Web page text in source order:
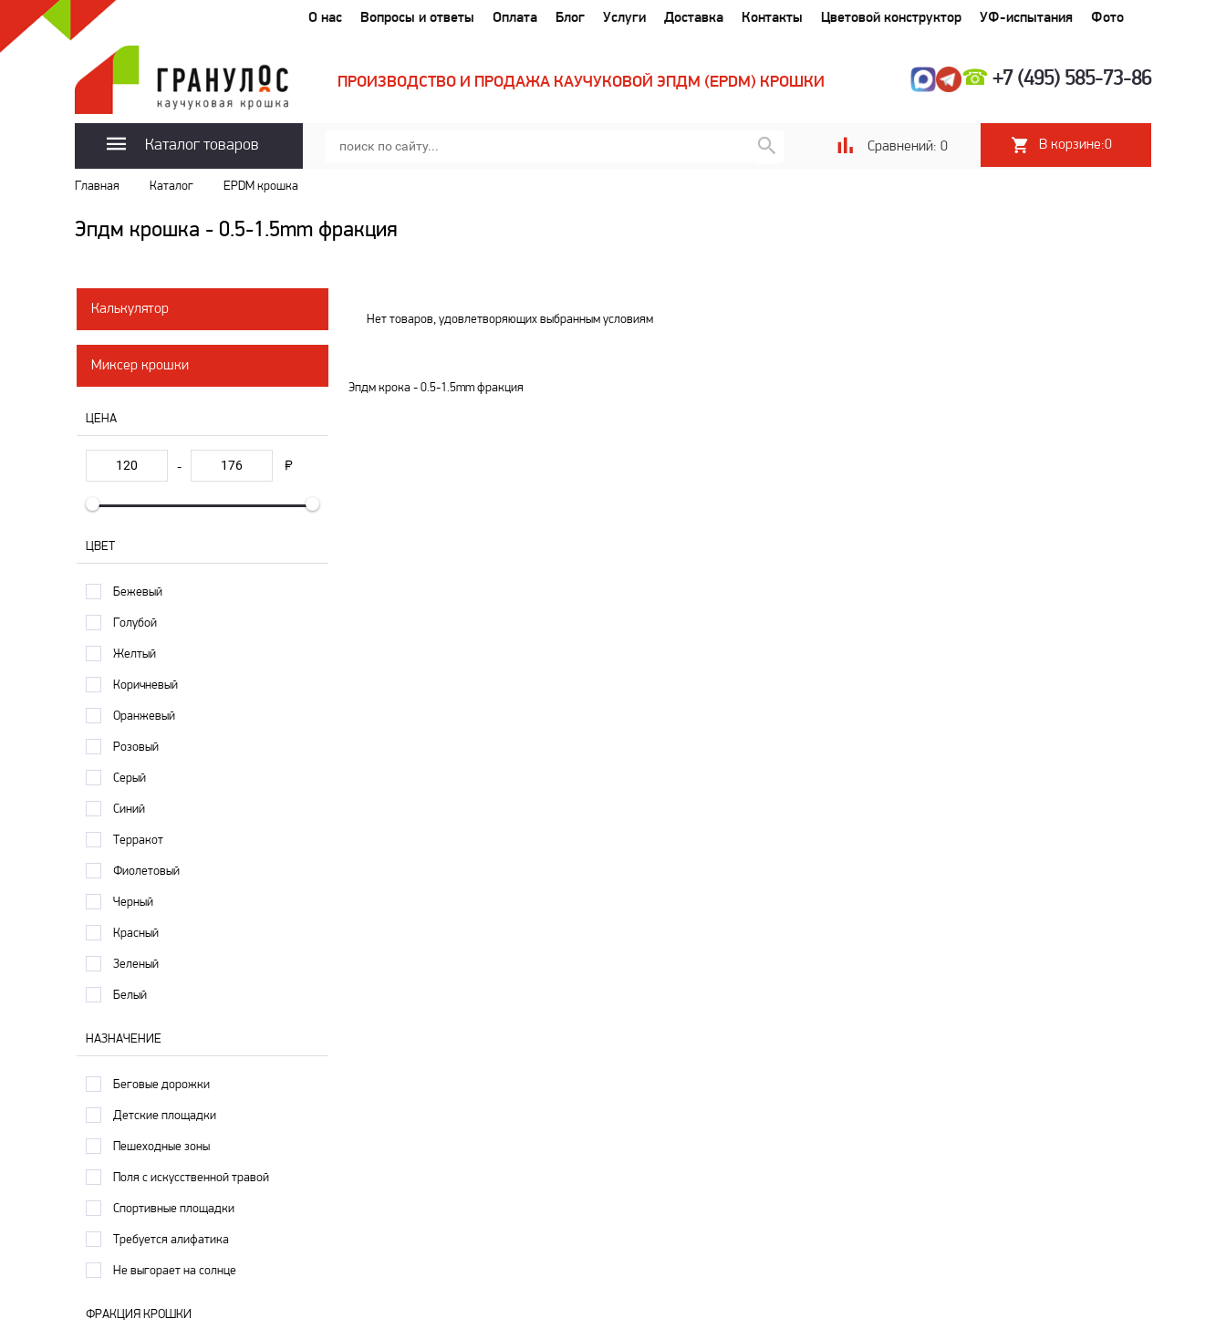
О нас Вопросы и ответы Оплата Блог Услуги Доставка Контакты Цветовой конструктор УФ-испытания Фото
ПРОИЗВОДСТВО И ПРОДАЖА КАУЧУКОВОЙ ЭПДМ (EPDM) КРОШКИ ☎ +7 (495) 585-73-86
Каталог товаров Сравнений: 0 В корзине:0
Главная Каталог EPDM крошка
Эпдм крошка - 0.5-1.5mm фракция
Калькулятор
Миксер крошки
ЦЕНА
-
ЦВЕТ
Бежевый
Голубой
Желтый
Коричневый
Оранжевый
Розовый
Серый
Синий
Терракот
Фиолетовый
Черный
Красный
Зеленый
Белый
НАЗНАЧЕНИЕ
Беговые дорожки
Детские площадки
Пешеходные зоны
Поля с искусственной травой
Спортивные площадки
Требуется алифатика
Не выгорает на солнце
ФРАКЦИЯ КРОШКИ
Нет товаров, удовлетворяющих выбранным условиям
Эпдм крока - 0.5-1.5mm фракция